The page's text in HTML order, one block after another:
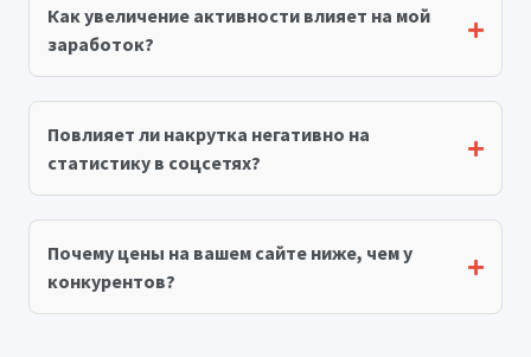
Как увеличение активности влияет на мой
заработок?
Повлияет ли накрутка негативно на
статистику в соцсетях?
Почему цены на вашем сайте ниже, чем у
конкурентов?